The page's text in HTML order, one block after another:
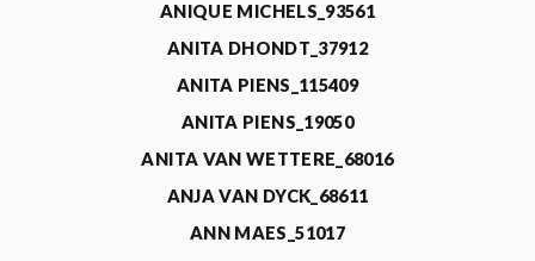
ANIQUE MICHELS_93561
ANITA DHONDT_37912
ANITA PIENS_115409
ANITA PIENS_19050
ANITA VAN WETTERE_68016
ANJA VAN DYCK_68611
ANN MAES_51017